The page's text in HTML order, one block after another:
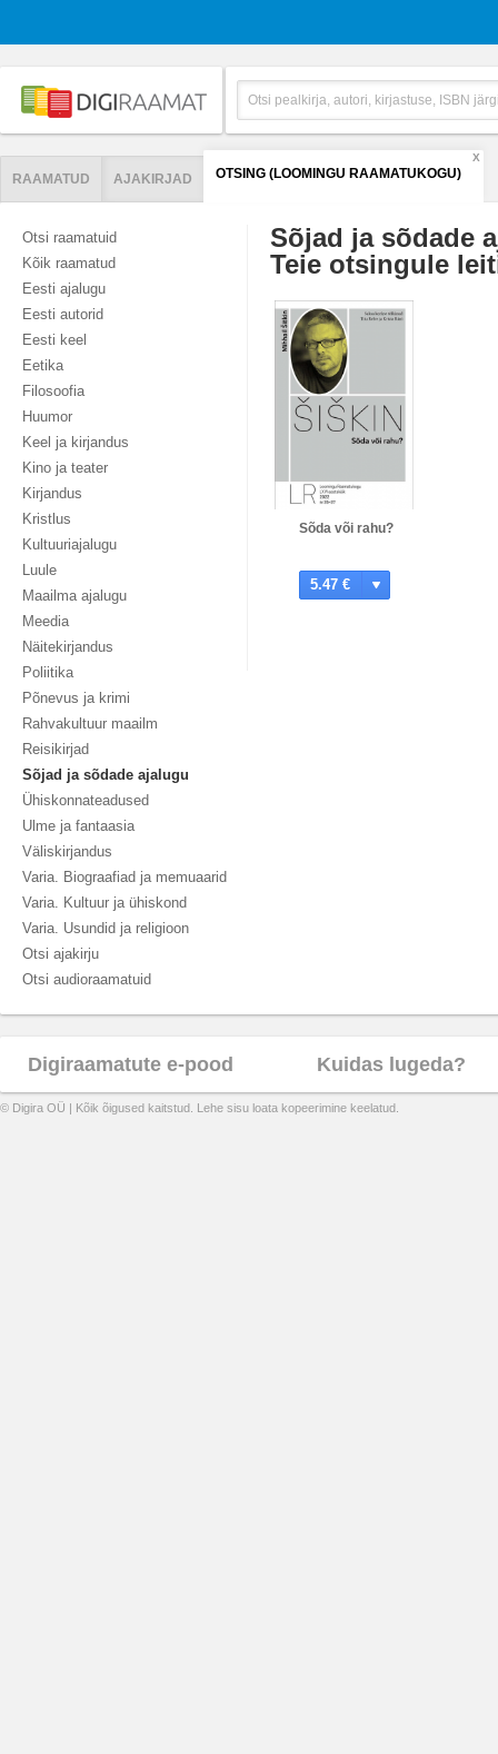
RAAMATUD AJAKIRJAD OTSING (LOOMINGU RAAMATUKOGU)
X
Otsi raamatuid
Kõik raamatud
Eesti ajalugu
Eesti autorid
Eesti keel
Eetika
Filosoofia
Huumor
Keel ja kirjandus
Kino ja teater
Kirjandus
Kristlus
Kultuuriajalugu
Luule
Maailma ajalugu
Meedia
Näitekirjandus
Poliitika
Põnevus ja krimi
Rahvakultuur maailm
Reisikirjad
Sõjad ja sõdade ajalugu
Ühiskonnateadused
Ulme ja fantaasia
Väliskirjandus
Varia. Biograafiad ja memuaarid
Varia. Kultuur ja ühiskond
Varia. Usundid ja religioon
Otsi ajakirju
Otsi audioraamatuid
Sõjad ja sõdade
Teie otsingule
Sõda või rahu?
5.47 €
Digiraamatute e-pood Kuidas lugeda?
© Digira OÜ | Kõik õigused kaitstud. Lehe sisu loata kopeerimine keelatud.